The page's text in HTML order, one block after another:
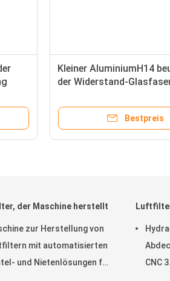
Kleiner AluminiumH14
der Widerstand-
Bestpreis
der Maschine herstellt
zur Herstellung von
mit automatisierten
und Nietenlösungen für
CNC